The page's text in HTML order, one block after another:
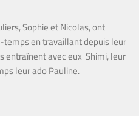
Sophie et Nicolas, ont
en travaillant depuis leur
entraînent avec eux Shimi, leur
leur ado Pauline.